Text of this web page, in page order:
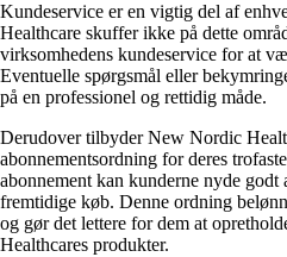
Kundeservice er en vigtig del af
Healthcare skuffer ikke på dette
virksomhedens kundeservice for at
Eventuelle spørgsmål eller
på en professionel og rettidig måde.
Derudover tilbyder New Nordic
abonnementsordning for deres
abonnement kan kunderne nyde godt
fremtidige køb. Denne ordning
og gør det lettere for dem at
Healthcares produkter.